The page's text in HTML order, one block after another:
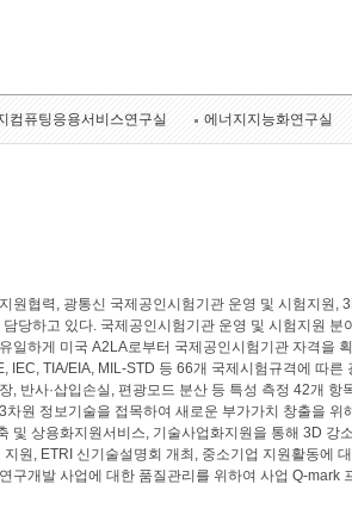
컴퓨팅응용서비스연구실 에너지지능화연구실
원협력, 광통신 국제공인시험기관 운영 및 시험지원,
당하고 있다. 국제공인시험기관 운영 및 시험지원
일하게 미국 A2LA로부터 국제공인시험기관 자격을
IEC, TIA/EIA, MIL-STD 등 66개 국제시험규격에 따
, 반사·삽입손실, 편광모드 분산 등 특성 측정 42개
차원 정보기술을 접목하여 새로운 부가가치 창출을
및 상용화지원서비스, 기술사업화지원을 통해 3D
지원, ETRI 신기술설명회 개최, 중소기업 지원활동에
구개발 사업에 대한 품질관리를 위하여 사업 Q-mark